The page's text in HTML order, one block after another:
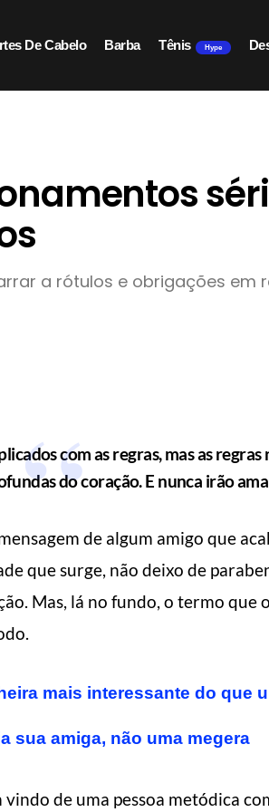
De Cabelo Barba Tênis Hype
a rótulos e obrigações em
com as regras, mas as regras
do coração. E nunca irão
de algum amigo que
que surge, não deixo de
Mas, lá no fundo, o termo que
mais interessante do que
sua amiga, não uma megera
de uma pessoa metódica